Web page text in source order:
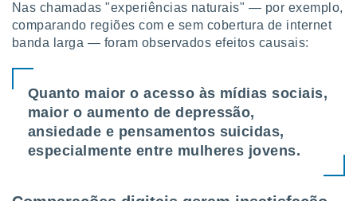
de
ou aceder
para
utilizar
Nas chamadas "experiências naturais" — por exemplo,
comparando regiões com e sem cobertura de internet
banda larga — foram observados efeitos causais:
Quanto maior o acesso às mídias sociais,
maior o aumento de depressão,
ansiedade e pensamentos suicidas,
especialmente entre mulheres jovens.